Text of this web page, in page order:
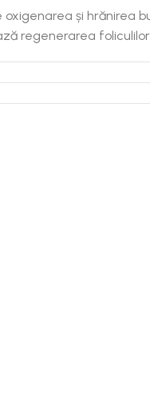
și hrănirea
regenerarea